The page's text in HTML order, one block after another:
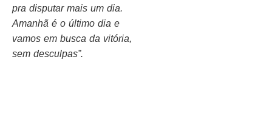
pra disputar mais um dia.
Amanhã é o último dia e
vamos em busca da vitória,
sem desculpas”.